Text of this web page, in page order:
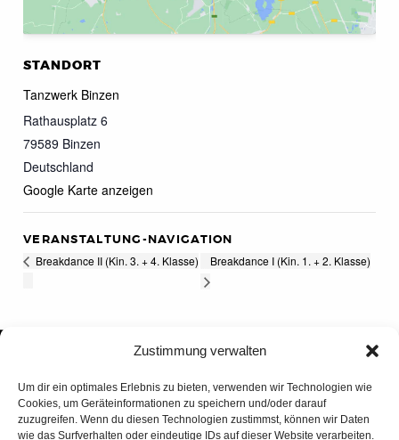
Zustimmung verwalten
Um dir ein optimales Erlebnis zu bieten, verwenden wir Technologien wie
Cookies, um Geräteinformationen zu speichern und/oder darauf
zuzugreifen. Wenn du diesen Technologien zustimmst, können wir Daten
wie das Surfverhalten oder eindeutige IDs auf dieser Website verarbeiten.
STANDORT
Tanzwerk Binzen
Rathausplatz 6
79589 Binzen
Deutschland
Google Karte anzeigen
VERANSTALTUNG-NAVIGATION
Breakdance II (Kin. 3. + 4. Klasse) Breakdance I (Kin. 1. + 2. Klasse)